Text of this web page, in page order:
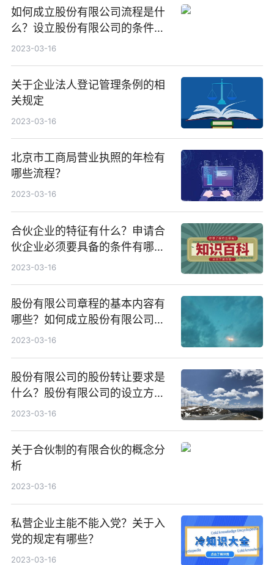
如何成立股份有限公司流程是什
么？设立股份有限公司的条件是
什么？
2023-03-16
关于企业法人登记管理条例的相
关规定
2023-03-16
北京市工商局营业执照的年检有
哪些流程？
2023-03-16
合伙企业的特征有什么？申请合
伙企业必须要具备的条件有哪
些？
2023-03-16
股份有限公司章程的基本内容有
哪些？如何成立股份有限公司流
程是什么？
2023-03-16
股份有限公司的股份转让要求是
什么？股份有限公司的设立方式
主要有哪些？
2023-03-16
关于合伙制的有限合伙的概念分
析
2023-03-16
私营企业主能不能入党？关于入
党的规定有哪些？
2023-03-16